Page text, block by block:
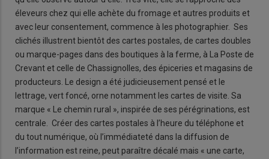
éleveurs chez qui elle achète du fromage et autres produits et
avec leur consentement, commence à les photographier. Ses
clichés illustrent bientôt des cartes postales, de cartes doubles
ou marque-pages dans des boutiques à la ferme, à La Poste de
Crevant et celle de Chassignolles, des épiceries et magasins de
producteurs. Le design a été judicieusement pensé et le
lettrage, vert foncé, orne notamment les cartes de visite. Sa
marque « Le chemin rural », inspirée de ses pérégrinations, est
centrale. Créer des cartes postales à l’heure du téléphone et
du tout numérique, où l’immédiateté dans la diffusion de
l’information est reine, peut paraître décalé mais « une carte,